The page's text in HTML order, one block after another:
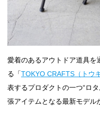
愛着のあるアウトドア道具を
る「TOKYO CRAFTS（トウ
表するプロダクトの一つ“ロ
張アイテムとなる最新モデル